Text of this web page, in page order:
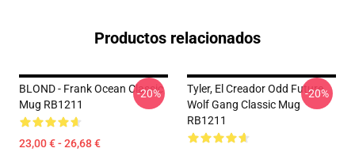
Productos relacionados
BLOND - Frank Ocean Classic
Mug RB1211
23,00 € - 26,68 €
-20%
Tyler, El Creador Odd Future
Wolf Gang Classic Mug
RB1211
-20%